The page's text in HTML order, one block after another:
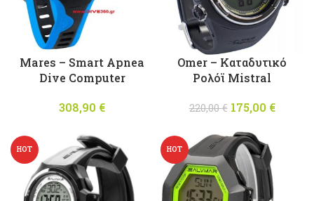
Mares – Smart Apnea
Dive Computer
308,90 €
Omer – Καταδυτικό
Ρολόϊ Mistral
220,00€
Original
220,00 €.
175,00 €
HOT HOT